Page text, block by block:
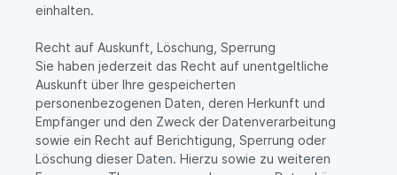
einhalten.
Recht auf Auskunft, Löschung, Sperrung
Sie haben jederzeit das Recht auf unentgeltliche
Auskunft über Ihre gespeicherten
personenbezogenen Daten, deren Herkunft und
Empfänger und den Zweck der Datenverarbeitung
sowie ein Recht auf Berichtigung, Sperrung oder
Löschung dieser Daten. Hierzu sowie zu weiteren